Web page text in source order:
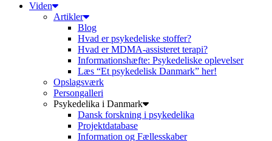
Viden
Artikler
Blog
Hvad er psykedeliske stoffer?
Hvad er MDMA-assisteret terapi?
Informationshæfte: Psykedeliske oplevelser
Læs “Et psykedelisk Danmark” her!
Opslagsværk
Persongalleri
Psykedelika i Danmark
Dansk forskning i psykedelika
Projektdatabase
Information og Fællesskaber